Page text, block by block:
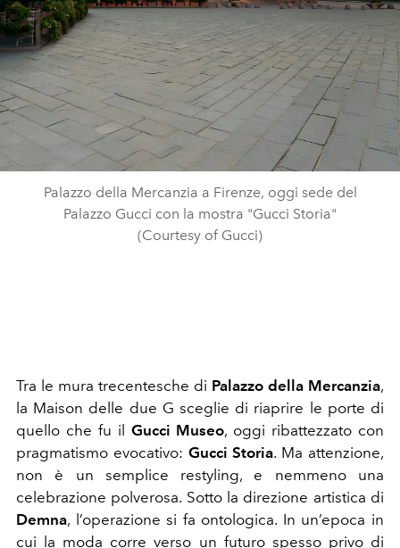
Palazzo della Mercanzia a Firenze, oggi sede del
Palazzo Gucci con la mostra "Gucci Storia"
(Courtesy of Gucci)
Tra le mura trecentesche di Palazzo della Mercanzia,
la Maison delle due G sceglie di riaprire le porte di
quello che fu il Gucci Museo, oggi ribattezzato con
pragmatismo evocativo: Gucci Storia. Ma attenzione,
non è un semplice restyling, e nemmeno una
celebrazione polverosa. Sotto la direzione artistica di
Demna, l’operazione si fa ontologica. In un’epoca in
cui la moda corre verso un futuro spesso privo di